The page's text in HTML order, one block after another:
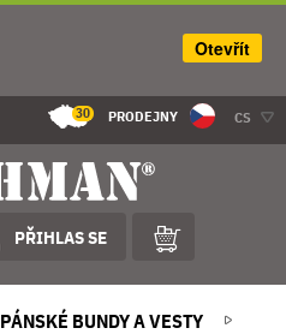
30 PRODEJNY CS
PŘIHLAS SE
PÁNSKÉ BUNDY A VESTY
Otevřít